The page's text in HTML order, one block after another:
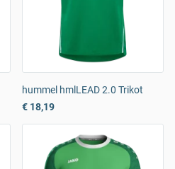
hummel hmlLEAD 2.0 Trikot
€ 18,19